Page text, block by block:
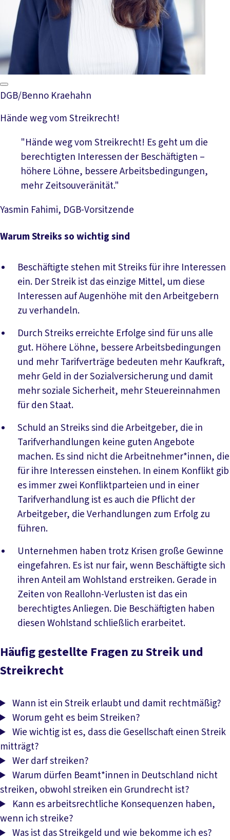
DGB/Benno Kraehahn
Hände weg vom Streikrecht!
"Hände weg vom Streikrecht! Es geht um die
berechtigten Interessen der Beschäftigten –
höhere Löhne, bessere Arbeitsbedingungen,
mehr Zeitsouveränität."
Yasmin Fahimi, DGB-Vorsitzende
Warum Streiks so wichtig sind
Beschäftigte stehen mit Streiks für ihre Interessen
ein. Der Streik ist das einzige Mittel, um diese
Interessen auf Augenhöhe mit den Arbeitgebern
zu verhandeln.
Durch Streiks erreichte Erfolge sind für uns alle
gut. Höhere Löhne, bessere Arbeitsbedingungen
und mehr Tarifverträge bedeuten mehr Kaufkraft,
mehr Geld in der Sozialversicherung und damit
mehr soziale Sicherheit, mehr Steuereinnahmen
für den Staat.
Schuld an Streiks sind die Arbeitgeber, die in
Tarifverhandlungen keine guten Angebote
machen. Es sind nicht die Arbeitnehmer*innen, die
für ihre Interessen einstehen. In einem Konflikt gib
es immer zwei Konfliktparteien und in einer
Tarifverhandlung ist es auch die Pflicht der
Arbeitgeber, die Verhandlungen zum Erfolg zu
führen.
Unternehmen haben trotz Krisen große Gewinne
eingefahren. Es ist nur fair, wenn Beschäftigte sich
ihren Anteil am Wohlstand erstreiken. Gerade in
Zeiten von Reallohn-Verlusten ist das ein
berechtigtes Anliegen. Die Beschäftigten haben
diesen Wohlstand schließlich erarbeitet.
Häufig gestellte Fragen zu Streik und
Streikrecht
Wann ist ein Streik erlaubt und damit rechtmäßig?
Worum geht es beim Streiken?
Wie wichtig ist es, dass die Gesellschaft einen Streik
mitträgt?
Wer darf streiken?
Warum dürfen Beamt*innen in Deutschland nicht
streiken, obwohl streiken ein Grundrecht ist?
Kann es arbeitsrechtliche Konsequenzen haben,
wenn ich streike?
Was ist das Streikgeld und wie bekomme ich es?